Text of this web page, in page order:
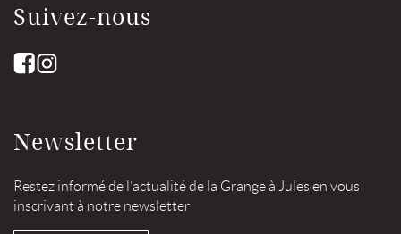
Suivez-nous
Newsletter
Restez informé de l’actualité de la Grange à Jules en vous
inscrivant à notre newsletter